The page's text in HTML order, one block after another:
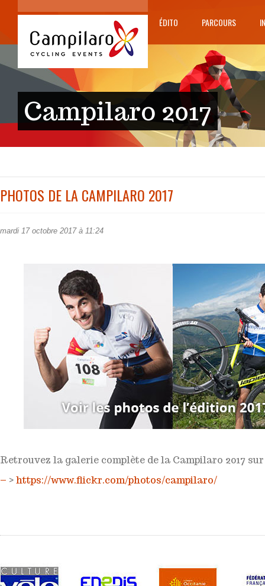
ÉDITO PARCOURS
Campilaro 2017
PHOTOS DE LA CAMPILARO 2017
mardi 17 octobre 2017 à 11:24
Retrouvez la galerie complète de la Campilaro 2017
– >https://www.flickr.com/photos/campilaro/